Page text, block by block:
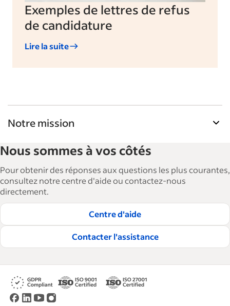
Exemples de lettres de refus
de candidature
Lire la suite
Notre mission
employeurs d'Indeed aide les entreprises à
agrandir et à gérer leurs effectifs. Avec plus de 15
000 articles en 6 langues, nous proposons des
conseils, des guides détaillés et des bonnes
pratiques visant à aider les entreprises à
embaucher et à fidéliser les talents.
Lire nos règles éditoriales
Nous sommes à vos côtés
Pour obtenir des réponses aux questions les plus courantes,
consultez notre centre d'aide ou contactez-nous
directement.
Centre d'aide
Contacter l'assistance